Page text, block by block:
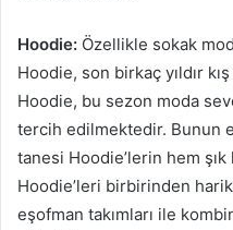
Hoodie: Özellikle sokak
Hoodie, son birkaç yıldır
Hoodie, bu sezon moda
tercih edilmektedir. Bunun
tanesi Hoodie’lerin hem şık
Hoodie’leri birbirinden
eşofman takımları ile